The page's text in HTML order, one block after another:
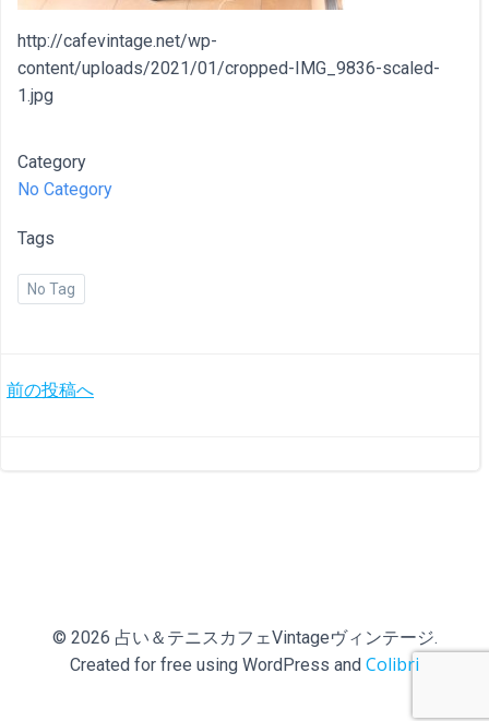
http://cafevintage.net/wp-
content/uploads/2021/01/cropped-IMG_9836-scaled-
1.jpg
Category
No Category
Tags
No Tag
投
前の投稿へ
© 2026 占い＆テニスカフェVintageヴィンテージ.
Created for free using WordPress and Colibri